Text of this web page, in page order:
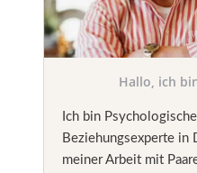
Hallo, ich
Ich bin
Beziehungsexperte in
meiner Arbeit mit